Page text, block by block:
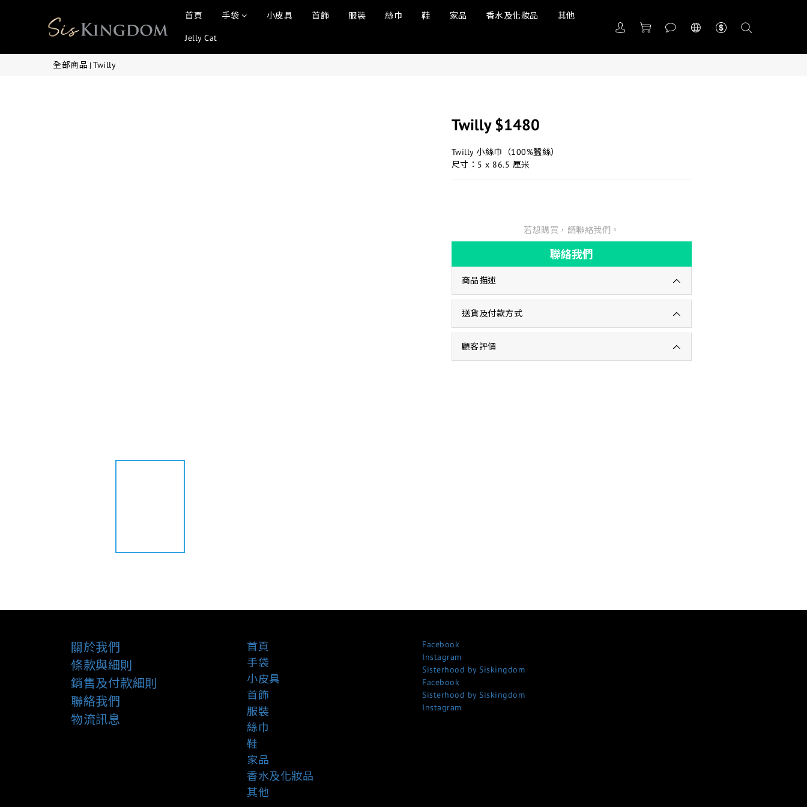
首頁 手袋 小皮具 首飾 服裝 絲巾 鞋 家品 香水及化妝品 其他
Jelly Cat
全部商品 | Twilly
Twilly $1480
Twilly 小絲巾（100%蠶絲）
尺寸：5 x 86.5 厘米
若想購買，請聯絡我們。
聯絡我們
商品描述
送貨及付款方式
顧客評價
關於我們
條款與細則
銷售及付款細則
聯絡我們
物流訊息
首頁
手袋
小皮具
首飾
服裝
絲巾
鞋
家品
香水及化妝品
其他
Facebook
Instagram
Sisterhood by Siskingdom
Facebook
Sisterhood by Siskingdom
Instagram